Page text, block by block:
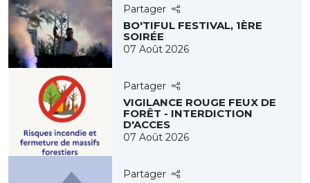
Partager
BO'TIFUL FESTIVAL, 1ÈRE
SOIRÉE
07 Août 2026
Partager
VIGILANCE ROUGE FEUX DE
FORÊT - INTERDICTION
D'ACCES
07 Août 2026
Partager